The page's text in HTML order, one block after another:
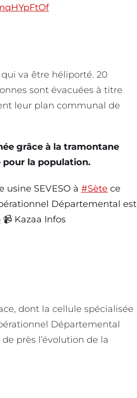
va être héliporté. 20
sont évacuées à titre
leur plan communal de
grâce à la tramontane
pour la population.
usine SEVESO à #Sète ce
Départemental est
📹 Kazaa Infos
dont la cellule spécialisée
Départemental
près l’évolution de la